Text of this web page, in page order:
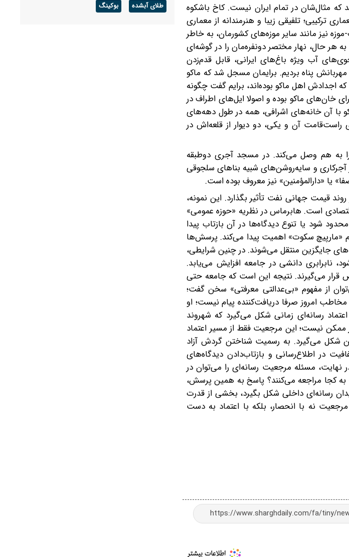
که مثال‌شان در تمام ایران نیست. کاخ باشکوه
ترکیبی؛ تلفیقی زیبا و هنرمندانه از معماری
نیز مانند سایر موزه‌های کشورمان، به خاطر
هر حال، نهار مختصر دو‌نفره‌مان را در گوشه‌ای
آب ویژه باغ‌های ایرانی، قابل قدم‌زدن
مهربانش پناه بردیم.‌ برایمان مسجل شد که ماکو
اجدادش اهل ماکو بوده‌اند، برایم گفت‌ چگونه
خان‌های ماکو بوده و اصولا ایل‌های اطراف در
با آن خانه‌های اشرافی، همه در طول دهه‌های
آن و یکی، دو دیوار از قلعه‌اش در
به هم وصل می‌کند. در مسجد آجری دوطبقه
و سایه‌روشن‌های شبیه بناهای سلجوقی
یا «دارالمؤمنین» نیز معروف بوده است.
قیمت جهانی نفت تأثیر بگذارد. این نمونه،
است. هابرماس در نظریه «حوزه عمومی»
شود یا تنوع دیدگاه‌ها در آن بازتاب پیدا
«مارپیچ سکوت» اهمیت پیدا می‌کند. پرسش‌ها
جایگزین منتقل می‌شوند. در چنین شرایطی،
نابرابری دانشی در جامعه افزایش می‌یابد.
می‌گیرند. نتیجه این است که جامعه حتی
از مفهوم «بی‌عدالتی معرفتی» سخن گفت؛
امروز صرفا دریافت‌کننده پیام نیست؛ او
رسانه‌ای زمانی شکل می‌گیرد که شهروند
نیست؛ این مرجعیت فقط از مسیر اعتماد
شکل می‌گیرد. به رسمیت شناختن گردش آزاد
در اطلاع‌رسانی و بازتاب‌دادن دیدگاه‌های
مسئله مرجعیت رسانه‌ای را می‌توان در
کجا مراجعه می‌کنند؟ پاسخ به همین پرسش،
رسانه‌ای داخلی شکل بگیرد، بخشی از قدرت
نه با انحصار، بلکه با اعتماد به دست
طلای آبشده بوکینگ